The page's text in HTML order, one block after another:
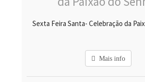
Sexta Feira Santa- Celebração da
Mais info